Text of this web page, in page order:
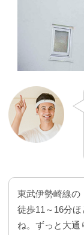
東武伊勢崎線の
徒歩11～16分
ね。ずっと大通